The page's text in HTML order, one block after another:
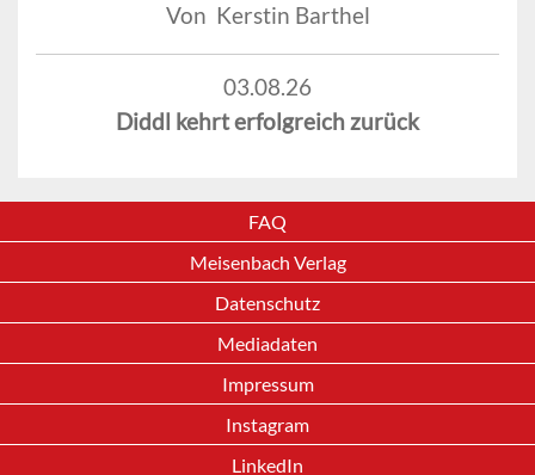
Von Kerstin Barthel
03.08.26
Diddl kehrt erfolgreich zurück
FAQ
Meisenbach Verlag
Datenschutz
Mediadaten
Impressum
Instagram
LinkedIn